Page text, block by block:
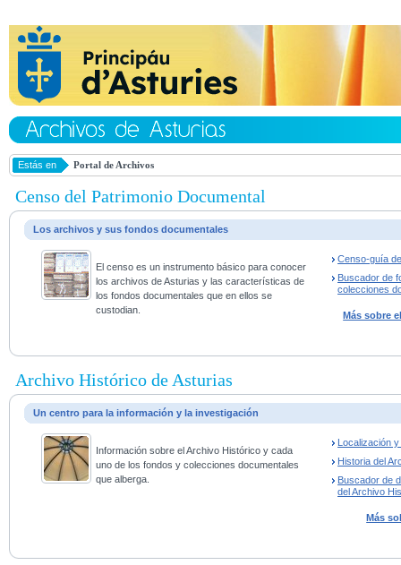
Estás en Portal de Archivos
Censo del Patrimonio Documental
Los archivos y sus fondos documentales
El censo es un instrumento básico para conocer
los archivos de Asturias y las características de
los fondos documentales que en ellos se
custodian.
Censo-guía
Buscador de
colecciones
Más sobre
Archivo Histórico de Asturias
Un centro para la información y la investigación
Información sobre el Archivo Histórico y cada
uno de los fondos y colecciones documentales
que alberga.
Localización
Historia del
Buscador de
del Archivo
Más